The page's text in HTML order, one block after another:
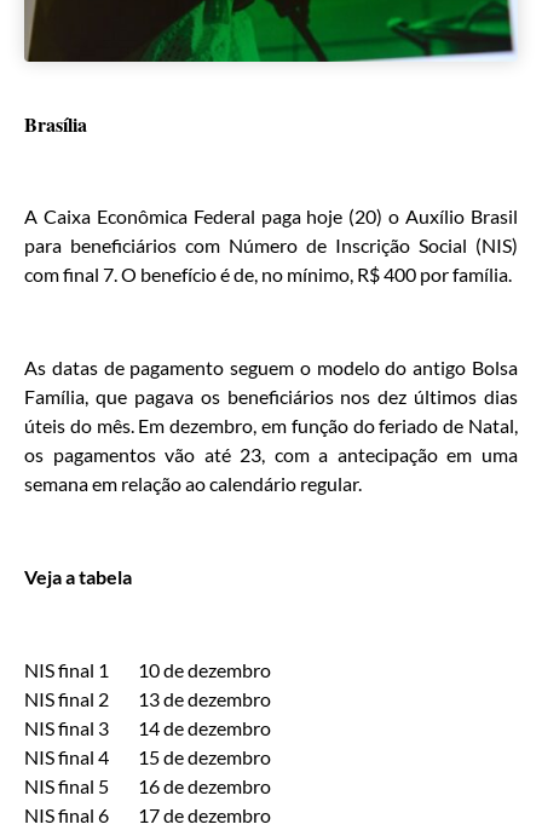
Brasília
A Caixa Econômica Federal paga hoje (20) o Auxílio Brasil
para beneficiários com Número de Inscrição Social (NIS)
com final 7. O benefício é de, no mínimo, R$ 400 por família.
As datas de pagamento seguem o modelo do antigo Bolsa
Família, que pagava os beneficiários nos dez últimos dias
úteis do mês. Em dezembro, em função do feriado de Natal,
os pagamentos vão até 23, com a antecipação em uma
semana em relação ao calendário regular.
Veja a tabela
NIS final 1 10 de dezembro
NIS final 2 13 de dezembro
NIS final 3 14 de dezembro
NIS final 4 15 de dezembro
NIS final 5 16 de dezembro
NIS final 6 17 de dezembro